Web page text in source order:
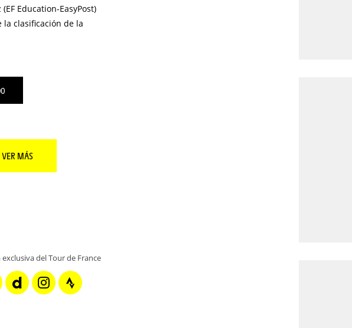
Education-EasyPost)
la clasificación de la
VER MÁS
del Tour de France